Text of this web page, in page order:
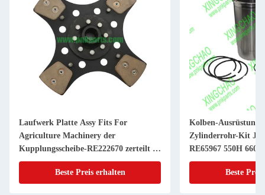
Laufwerk Platte Assy Fits For
Agriculture Machinery der
Kupplungsscheibe-RE222670 zerteilt 11
Zoll 20 KEIL
Beste Preis erhalten
Kolben-Ausrüstung
Zylinderrohr-Kit JDs
RE65967 550H 6603
Powerthch Turbo
Beste